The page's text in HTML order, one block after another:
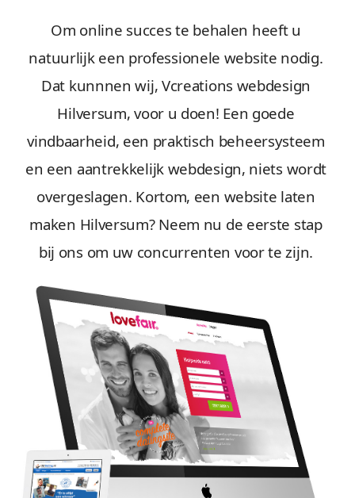
Om online succes te behalen heeft u
natuurlijk een professionele website nodig.
Dat kunnnen wij, Vcreations webdesign
Hilversum, voor u doen! Een goede
vindbaarheid, een praktisch beheersysteem
en een aantrekkelijk webdesign, niets wordt
overgeslagen. Kortom, een website laten
maken Hilversum? Neem nu de eerste stap
bij ons om uw concurrenten voor te zijn.